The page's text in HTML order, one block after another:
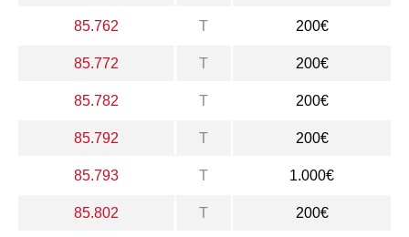
85.762 T 200€
85.772 T 200€
85.782 T 200€
85.792 T 200€
85.793 T 1.000€
85.802 T 200€